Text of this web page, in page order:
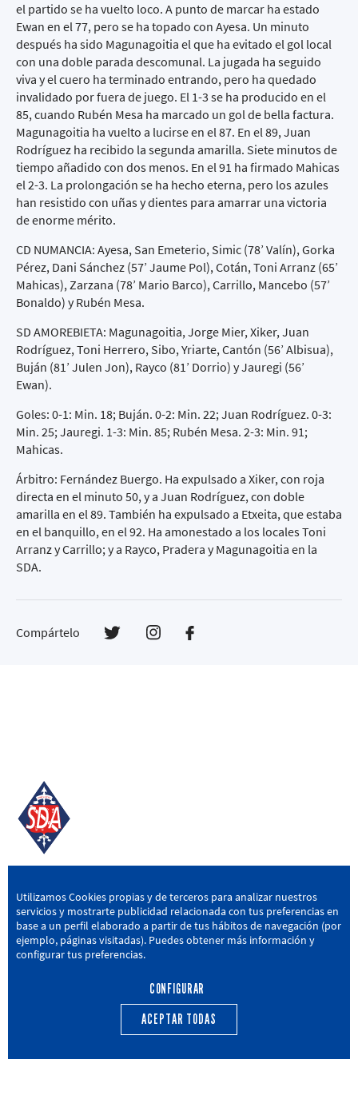
el partido se ha vuelto loco. A punto de marcar ha estado
Ewan en el 77, pero se ha topado con Ayesa. Un minuto
después ha sido Magunagoitia el que ha evitado el gol local
con una doble parada descomunal. La jugada ha seguido
viva y el cuero ha terminado entrando, pero ha quedado
invalidado por fuera de juego. El 1-3 se ha producido en el
85, cuando Rubén Mesa ha marcado un gol de bella factura.
Magunagoitia ha vuelto a lucirse en el 87. En el 89, Juan
Rodríguez ha recibido la segunda amarilla. Siete minutos de
tiempo añadido con dos menos. En el 91 ha firmado Mahicas
el 2-3. La prolongación se ha hecho eterna, pero los azules
han resistido con uñas y dientes para amarrar una victoria
de enorme mérito.
CD NUMANCIA: Ayesa, San Emeterio, Simic (78’ Valín), Gorka
Pérez, Dani Sánchez (57’ Jaume Pol), Cotán, Toni Arranz (65’
Mahicas), Zarzana (78’ Mario Barco), Carrillo, Mancebo (57’
Bonaldo) y Rubén Mesa.
SD AMOREBIETA: Magunagoitia, Jorge Mier, Xiker, Juan
Rodríguez, Toni Herrero, Sibo, Yriarte, Cantón (56’ Albisua),
Buján (81’ Julen Jon), Rayco (81’ Dorrio) y Jauregi (56’
Ewan).
Goles: 0-1: Min. 18; Buján. 0-2: Min. 22; Juan Rodríguez. 0-3:
Min. 25; Jauregi. 1-3: Min. 85; Rubén Mesa. 2-3: Min. 91;
Mahicas.
Árbitro: Fernández Buergo. Ha expulsado a Xiker, con roja
directa en el minuto 50, y a Juan Rodríguez, con doble
amarilla en el 89. También ha expulsado a Etxeita, que estaba
en el banquillo, en el 92. Ha amonestado a los locales Toni
Arranz y Carrillo; y a Rayco, Pradera y Magunagoitia en la
SDA.
Compártelo
SD AMOREBIETA
San Miguel Kalea, 16, 48340 Amorebieta, Bizkaia
946 604 751 | sda@sdamorebieta.eus
CANTERA ACTUALIDAD
Utilizamos Cookies propias y de terceros para analizar nuestros
servicios y mostrarte publicidad relacionada con tus preferencias en
base a un perfil elaborado a partir de tus hábitos de navegación (por
ejemplo, páginas visitadas). Puedes obtener más información y
configurar tus preferencias.
CONFIGURAR
ACEPTAR TODAS